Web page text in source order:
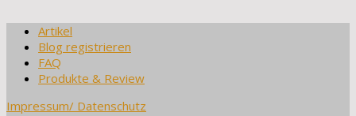
Artikel
Blog registrieren
FAQ
Produkte & Review
Impressum/ Datenschutz